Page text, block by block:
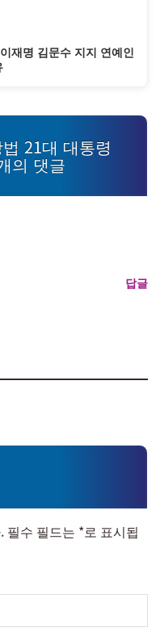
재명 김문수 지지 연예인
21대 대통령
의 댓글
답글
필수 필드는 *로 표시됩